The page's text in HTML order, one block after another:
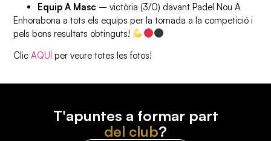
Equip A Masc – victòria (3/0) davant Padel Nou A
Enhorabona a tots els equips per la tornada a la competició i
pels bons resultats obtinguts!
ClicAQUÍ per veure totes les fotos!
T'apuntes a formar part
del club?